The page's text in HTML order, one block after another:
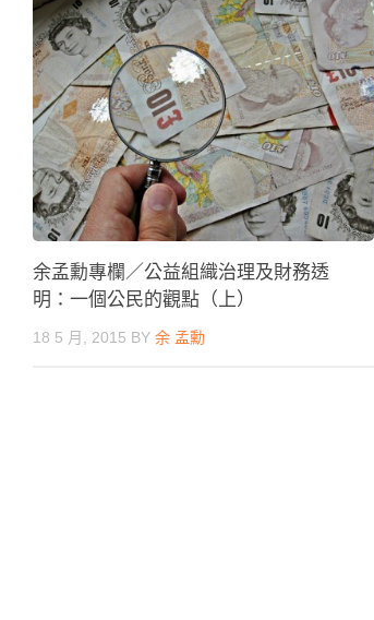
余孟勳專欄／公益組織治理及財務透
明：一個公民的觀點（上）
18 5 月, 2015 BY 余 孟勳